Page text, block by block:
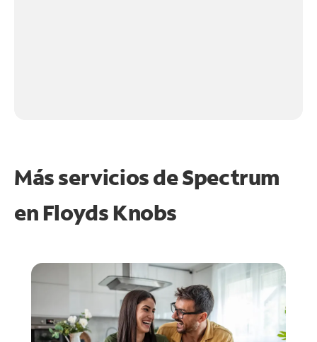
Más servicios de Spectrum
en Floyds Knobs